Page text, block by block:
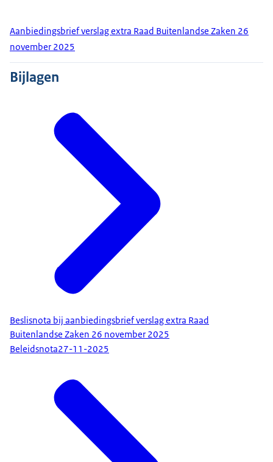
Aanbiedingsbrief verslag extra Raad Buitenlandse Zaken 26
november 2025
Bijlagen
Beslisnota bij aanbiedingsbrief verslag extra Raad
Buitenlandse Zaken 26 november 2025
Beleidsnota27-11-2025